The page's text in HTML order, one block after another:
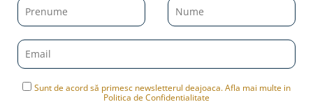
Sunt de acord să primesc newsletterul deajoaca. Afla mai multe in
Politica de Confidentialitate